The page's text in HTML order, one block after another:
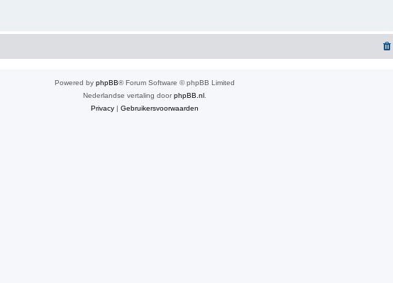
Powered by phpBB® Forum Software © phpBB Limited
Nederlandse vertaling doorphpBB.nl.
Privacy | Gebruikersvoorwaarden